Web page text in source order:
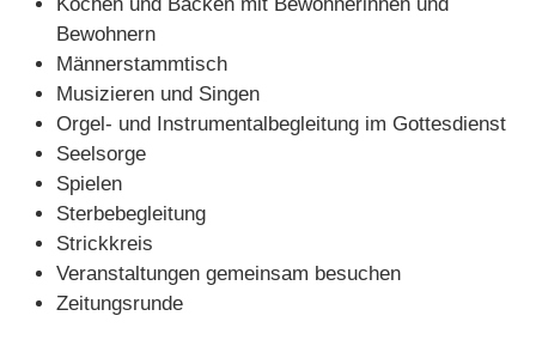
Bewohnern
Männerstammtisch
Musizieren und Singen
Orgel- und Instrumentalbegleitung im Gottesdienst
Seelsorge
Spielen
Sterbebegleitung
Strickkreis
Veranstaltungen gemeinsam besuchen
Zeitungsrunde